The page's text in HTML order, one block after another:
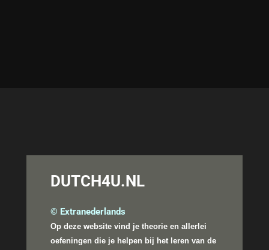
DUTCH4U.NL
© Extranederlands
Op deze website vind je theorie en allerlei
oefeningen die je helpen bij het leren van de